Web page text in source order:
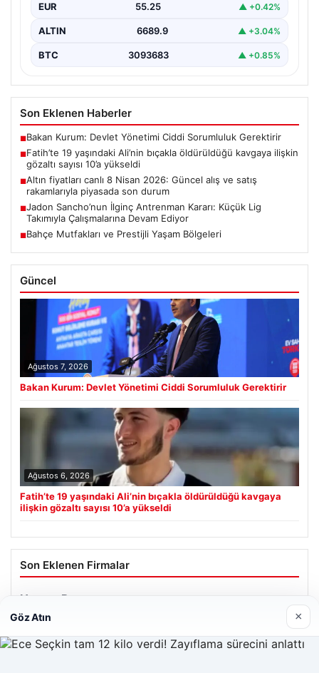
EUR 55.25 ▲ +0.42%
ALTIN 6689.9 ▲ +3.04%
BTC 3093683 ▲ +0.85%
Son Eklenen Haberler
■Bakan Kurum: Devlet Yönetimi Ciddi Sorumluluk Gerektirir
■Fatih’te 19 yaşındaki Ali’nin bıçakla öldürüldüğü kavgaya ilişkin
gözaltı sayısı 10’a yükseldi
■Altın fiyatları canlı 8 Nisan 2026: Güncel alış ve satış
rakamlarıyla piyasada son durum
■Jadon Sancho’nun İlginç Antrenman Kararı: Küçük Lig
Takımıyla Çalışmalarına Devam Ediyor
■Bahçe Mutfakları ve Prestijli Yaşam Bölgeleri
Güncel
Ağustos 7, 2026
Bakan Kurum: Devlet Yönetimi Ciddi Sorumluluk Gerektirir
Ağustos 6, 2026
Fatih’te 19 yaşındaki Ali’nin bıçakla öldürüldüğü kavgaya
ilişkin gözaltı sayısı 10’a yükseldi
Son Eklenen Firmalar
Göz Atın ×